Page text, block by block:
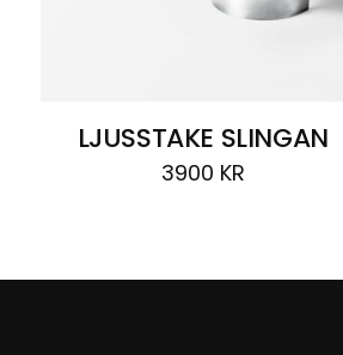
LJUSSTAKE SLINGAN
3900 KR